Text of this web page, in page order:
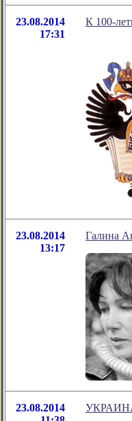
23.08.2014
17:31
К 100-
23.08.2014
13:17
Галина
23.08.2014